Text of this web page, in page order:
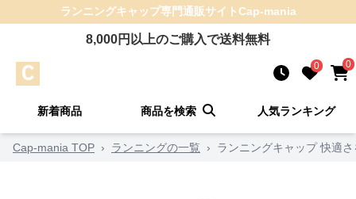
ランニングキャップ専門通販サイトCap-mania
8,000円以上のご購入で送料無料
0 0
新着商品 商品を検索 人気ランキング
Cap-mania TOP › ランニングの一覧 › ランニングキャップ 快適